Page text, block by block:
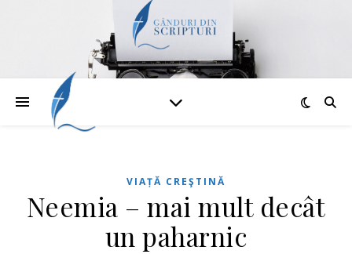
VIAȚĂ CREŞTINĂ
Neemia – mai mult decât
un paharnic